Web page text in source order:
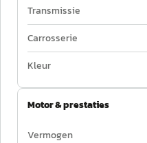
Transmissie
Carrosserie
Kleur
Motor & prestaties
Vermogen